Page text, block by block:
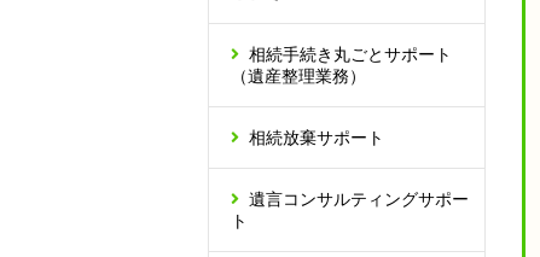
相続手続き丸ごとサポート
（遺産整理業務）
相続放棄サポート
遺言コンサルティングサポー
ト